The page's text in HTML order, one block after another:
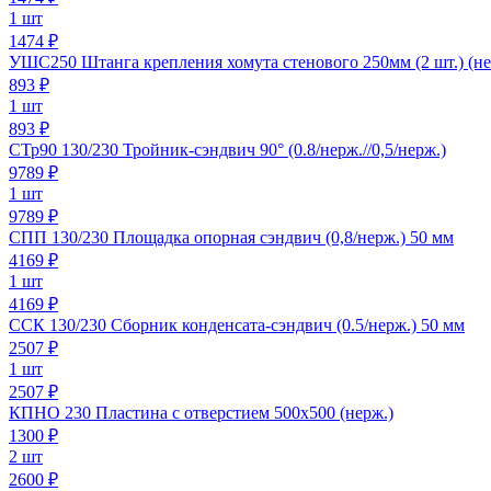
1 шт
1474 ₽
УШС250 Штанга крепления хомута стенового 250мм (2 шт.)
893 ₽
1 шт
893 ₽
СТр90 130/230 Тройник-сэндвич 90° (0.8/нерж.//0,5/нерж.)
9789 ₽
1 шт
9789 ₽
СПП 130/230 Площадка опорная сэндвич (0,8/нерж.) 50 мм
4169 ₽
1 шт
4169 ₽
ССК 130/230 Сборник конденсата-сэндвич (0.5/нерж.) 50 мм
2507 ₽
1 шт
2507 ₽
КПНО 230 Пластина с отверстием 500х500 (нерж.)
1300 ₽
2 шт
2600 ₽